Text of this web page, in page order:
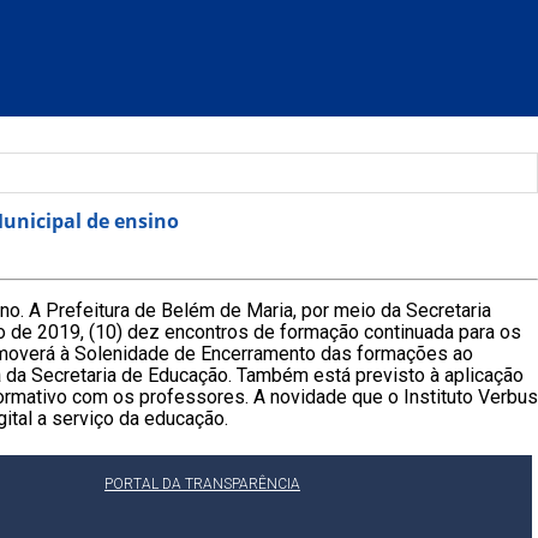
de ensino
A Prefeitura de Belém de Maria, por meio da Secretaria
2019, (10) dez encontros de formação continuada para os
à Solenidade de Encerramento das formações ao
Secretaria de Educação. Também está previsto à aplicação
com os professores. A novidade que o Instituto Verbus
a serviço da educação.
PORTAL DA TRANSPARÊNCIA